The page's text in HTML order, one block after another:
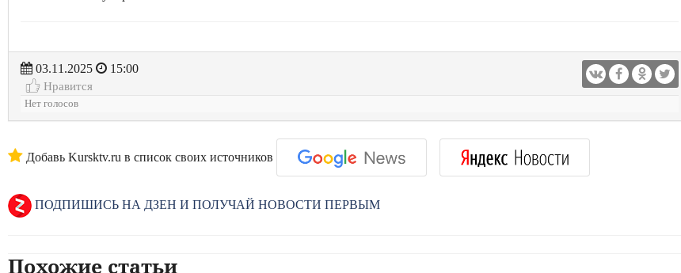
03.11.2025
15:00
Нравится
Нет голосов
Добавь Kursktv.ru в список своих источников
ПОДПИШИСЬ НА ДЗЕН И ПОЛУЧАЙ НОВОСТИ ПЕРВЫМ
Похожие статьи